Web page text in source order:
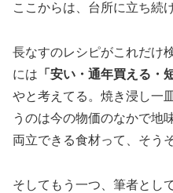
ここからは、台所に立ち続
長なすのレシピがこれだけ
には 「安い・通年買える・
やと考えてる。焼き浸し一
うのは今の物価のなかで地
両立できる食材って、そう
そしてもう一つ、筆者とし